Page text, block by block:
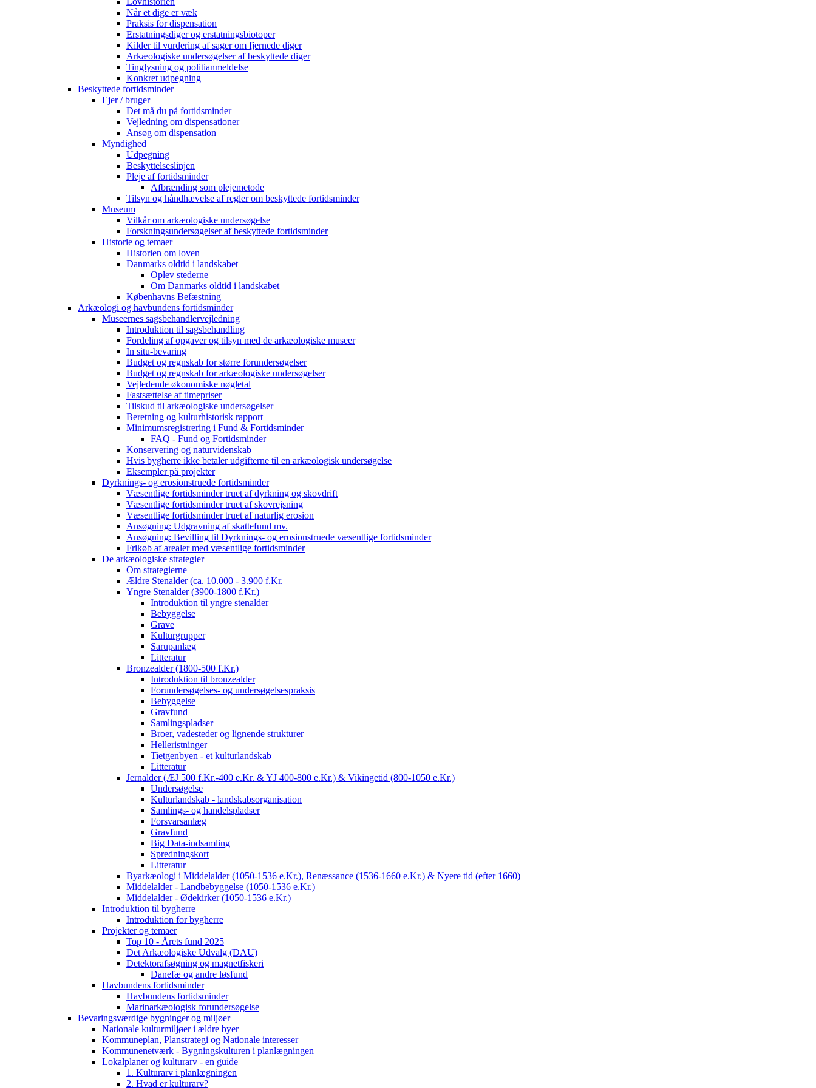
Når et dige er væk
Praksis for dispensation
Erstatningsdiger og erstatningsbiotoper
Kilder til vurdering af sager om fjernede diger
Arkæologiske undersøgelser af beskyttede diger
Tinglysning og politianmeldelse
Konkret udpegning
Beskyttede fortidsminder
Ejer / bruger
Det må du på fortidsminder
Vejledning om dispensationer
Ansøg om dispensation
Myndighed
Udpegning
Beskyttelseslinjen
Pleje af fortidsminder
Afbrænding som plejemetode
Tilsyn og håndhævelse af regler om beskyttede fortidsminder
Museum
Vilkår om arkæologiske undersøgelse
Forskningsundersøgelser af beskyttede fortidsminder
Historie og temaer
Historien om loven
Danmarks oldtid i landskabet
Oplev stederne
Om Danmarks oldtid i landskabet
Københavns Befæstning
Arkæologi og havbundens fortidsminder
Museernes sagsbehandlervejledning
Introduktion til sagsbehandling
Fordeling af opgaver og tilsyn med de arkæologiske museer
In situ-bevaring
Budget og regnskab for større forundersøgelser
Budget og regnskab for arkæologiske undersøgelser
Vejledende økonomiske nøgletal
Fastsættelse af timepriser
Tilskud til arkæologiske undersøgelser
Beretning og kulturhistorisk rapport
Minimumsregistrering i Fund & Fortidsminder
FAQ - Fund og Fortidsminder
Konservering og naturvidenskab
Hvis bygherre ikke betaler udgifterne til en arkæologisk undersøgelse
Eksempler på projekter
Dyrknings- og erosionstruede fortidsminder
Væsentlige fortidsminder truet af dyrkning og skovdrift
Væsentlige fortidsminder truet af skovrejsning
Væsentlige fortidsminder truet af naturlig erosion
Ansøgning: Udgravning af skattefund mv.
Ansøgning: Bevilling til Dyrknings- og erosionstruede væsentlige fortidsminder
Frikøb af arealer med væsentlige fortidsminder
De arkæologiske strategier
Om strategierne
Ældre Stenalder (ca. 10.000 - 3.900 f.Kr.
Yngre Stenalder (3900-1800 f.Kr.)
Introduktion til yngre stenalder
Bebyggelse
Grave
Kulturgrupper
Sarupanlæg
Litteratur
Bronzealder (1800-500 f.Kr.)
Introduktion til bronzealder
Forundersøgelses- og undersøgelsespraksis
Bebyggelse
Gravfund
Samlingspladser
Broer, vadesteder og lignende strukturer
Helleristninger
Tietgenbyen - et kulturlandskab
Litteratur
Jernalder (ÆJ 500 f.Kr.-400 e.Kr. & YJ 400-800 e.Kr.) & Vikingetid (800-1050 e.Kr.)
Undersøgelse
Kulturlandskab - landskabsorganisation
Samlings- og handelspladser
Forsvarsanlæg
Gravfund
Big Data-indsamling
Spredningskort
Litteratur
Byarkæologi i Middelalder (1050-1536 e.Kr.), Renæssance (1536-1660 e.Kr.) & Nyere tid (efter 1660)
Middelalder - Landbebyggelse (1050-1536 e.Kr.)
Middelalder - Ødekirker (1050-1536 e.Kr.)
Introduktion til bygherre
Introduktion for bygherre
Projekter og temaer
Top 10 - Årets fund 2025
Det Arkæologiske Udvalg (DAU)
Detektorafsøgning og magnetfiskeri
Danefæ og andre løsfund
Havbundens fortidsminder
Havbundens fortidsminder
Marinarkæologisk forundersøgelse
Bevaringsværdige bygninger og miljøer
Nationale kulturmiljøer i ældre byer
Kommuneplan, Planstrategi og Nationale interesser
Kommunenetværk - Bygningskulturen i planlægningen
Lokalplaner og kulturarv - en guide
1. Kulturarv i planlægningen
2. Hvad er kulturarv?